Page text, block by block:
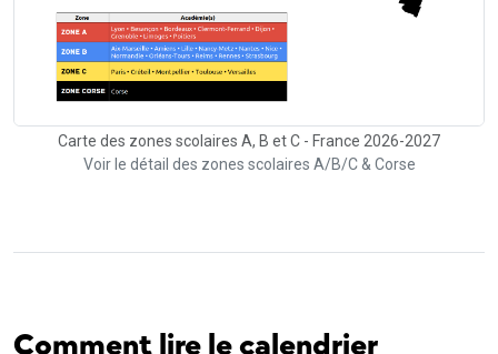
Carte des zones scolaires A, B et C - France 2026-2027
Voir le détail des zones scolaires A/B/C & Corse
Comment lire le calendrier